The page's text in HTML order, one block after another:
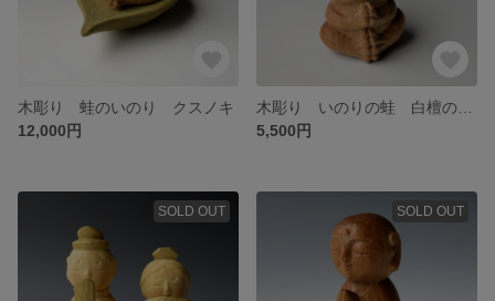
木彫り 蛙のいのり クスノキ
12,000円
5,500円
SOLD OUT SOLD OUT